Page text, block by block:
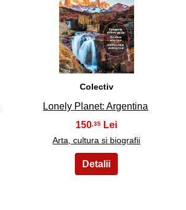
20
Colectiv
Lonely Planet: Argentina
150,35
Arta, cultura si biografii